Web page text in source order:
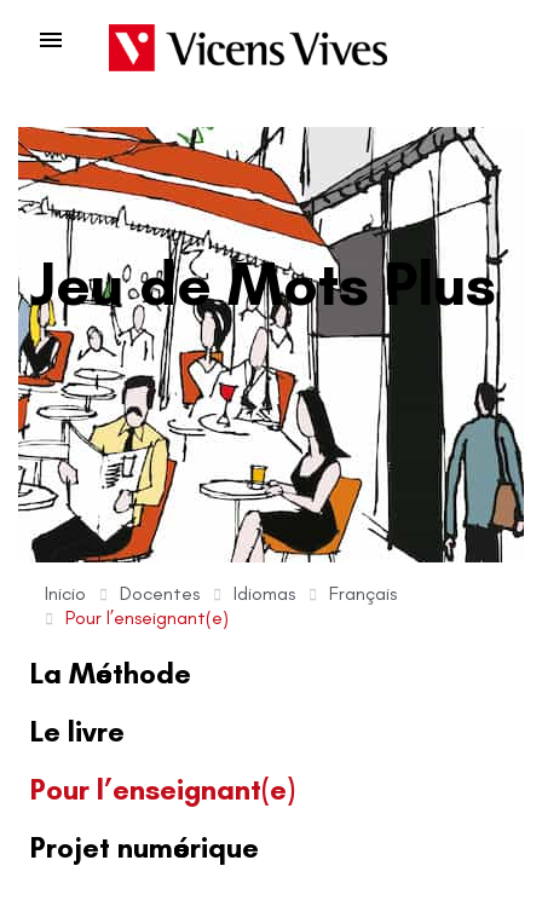

Jeu de Mots Plus
Inicio Docentes Idiomas
Français
Pour l’enseignant(e)
La Méthode
Le livre
Pour l’enseignant(e)
Projet numérique